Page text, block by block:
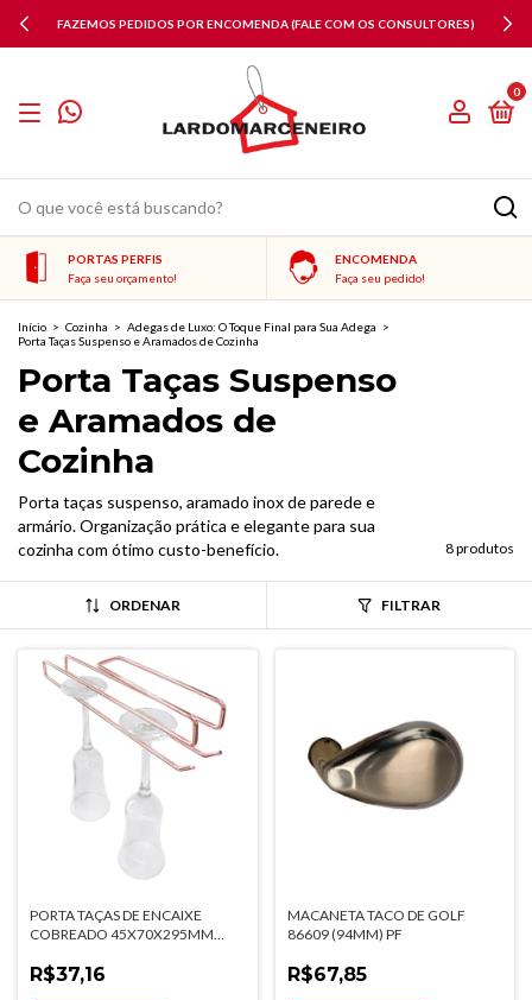
FAZEMOS PEDIDOS POR ENCOMENDA (FALE COM OS CONSULTORES)
0
PORTAS PERFIS
Faça seu orçamento!
ENCOMENDA
Faça seu pedido!
Início > Cozinha > Adegas de Luxo: O Toque Final para Sua Adega >
Porta Taças Suspenso e Aramados de Cozinha
Porta Taças Suspenso
e Aramados de
Cozinha
Porta taças suspenso, aramado inox de parede e
armário. Organização prática e elegante para sua
cozinha com ótimo custo-benefício.
8 produtos
ORDENAR FILTRAR
PORTA TAÇAS DE ENCAIXE
COBREADO 45X70X295MM
R$37,16
MACANETA TACO DE GOLF
86609 (94MM) PF
R$67,85